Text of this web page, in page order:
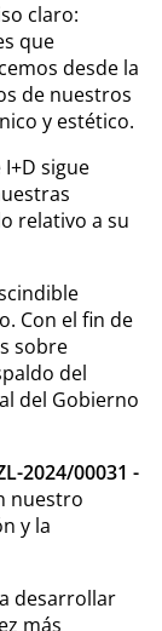
claro:
que
desde la
de nuestros
y estético.
sigue
relativo a su
Con el fin de
sobre
del
del Gobierno
2024/00031 -
nuestro
y la
desarrollar
más